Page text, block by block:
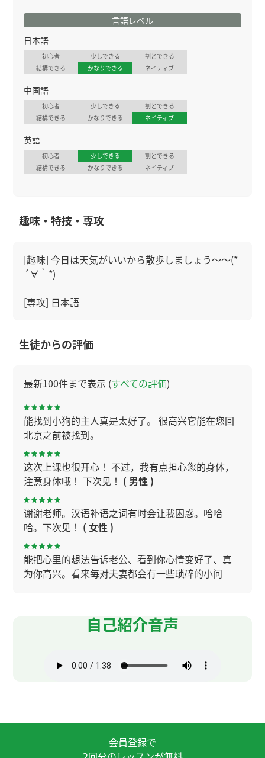
言語レベル
日本語
初心者 少しできる
割とできる
結構できる
かなりできる ネイティブ
中国語
初心者 少しできる
割とできる
結構できる
かなりできる ネイティブ
英語
初心者 少しできる
割とできる
結構できる
かなりできる ネイティブ
趣味・特技・専攻
[趣味] 今日は天気がいいから散歩しましょう～～(*
´∀｀*)
[専攻] 日本語
生徒からの評価
最新100件まで表示 (すべての評価)
能找到小狗的主人真是太好了。 很高兴它能在您回
北京之前被找到。
这次上课也很开心！ 不过，我有点担心您的身体，
注意身体哦！ 下次见！ ( 男性 )
谢谢老师。汉语补语之词有时会让我困惑。哈哈
哈。下次见！ ( 女性 )
能把心里的想法告诉老公、看到你心情变好了、真
为你高兴。看来每对夫妻都会有一些琐碎的小问
每次都谢谢您。成语非常难，自己一个人学习的时
候，很快就犯困了。谢谢您教我成语的意思。下次
いつもありがとうございます。 中国に行った時、
果物がとても安くてびっくりしました。本当に羨ま
しいです。 今の時期は桃が本当に美味しいです
自己紹介音声
会員登録で